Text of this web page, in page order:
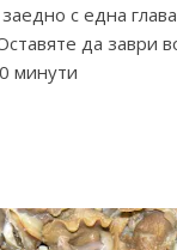
с една
да заври
минути